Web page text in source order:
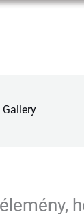
Gallery